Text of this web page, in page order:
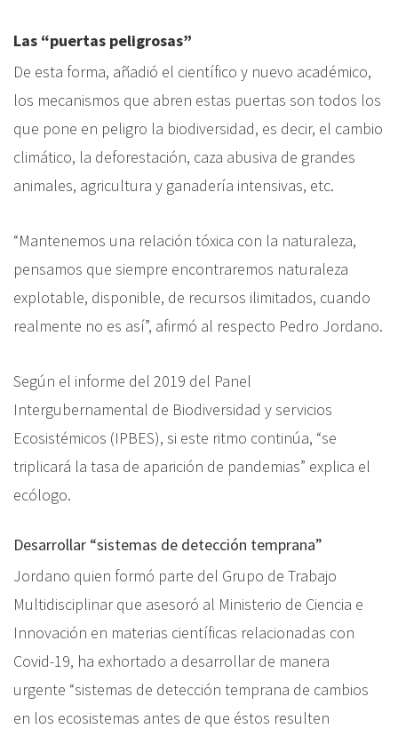
Las “puertas peligrosas”
De esta forma, añadió el científico y nuevo académico,
los mecanismos que abren estas puertas son todos los
que pone en peligro la biodiversidad, es decir, el cambio
climático, la deforestación, caza abusiva de grandes
animales, agricultura y ganadería intensivas, etc.
“Mantenemos una relación tóxica con la naturaleza,
pensamos que siempre encontraremos naturaleza
explotable, disponible, de recursos ilimitados, cuando
realmente no es así”, afirmó al respecto Pedro Jordano.
Según el informe del 2019 del Panel
Intergubernamental de Biodiversidad y servicios
Ecosistémicos (IPBES), si este ritmo continúa, “se
triplicará la tasa de aparición de pandemias” explica el
ecólogo.
Desarrollar “sistemas de detección temprana”
Jordano quien formó parte del Grupo de Trabajo
Multidisciplinar que asesoró al Ministerio de Ciencia e
Innovación en materias científicas relacionadas con
Covid-19, ha exhortado a desarrollar de manera
urgente “sistemas de detección temprana de cambios
en los ecosistemas antes de que éstos resulten